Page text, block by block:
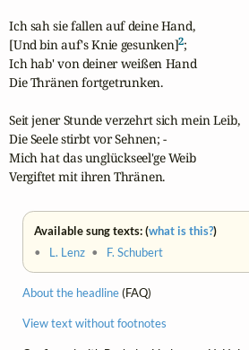
Ich sah sie fallen auf deine Hand,
[Und bin auf's Knie gesunken]2;
Ich hab' von deiner weißen Hand
Die Thränen fortgetrunken.
Seit jener Stunde verzehrt sich mein Leib,
Die Seele stirbt vor Sehnen; -
Mich hat das unglückseel'ge Weib
Vergiftet mit ihren Thränen.
Available sung texts: (what is this?)
• L. Lenz • F. Schubert
About the headline(FAQ)
View text without footnotes